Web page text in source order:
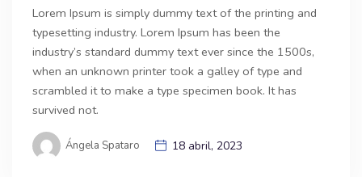
Lorem Ipsum is simply dummy text of the printing and
typesetting industry. Lorem Ipsum has been the
industry’s standard dummy text ever since the 1500s,
when an unknown printer took a galley of type and
scrambled it to make a type specimen book. It has
survived not.
Ángela Spataro 18 abril, 2023